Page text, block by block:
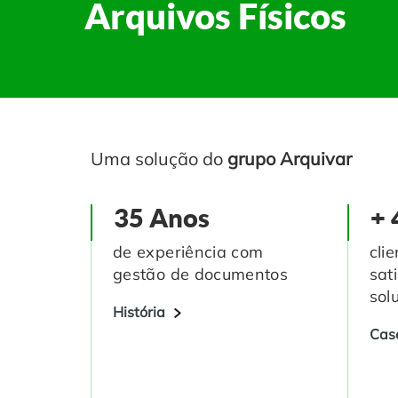
Arquivos Físicos
Uma solução do grupo Arquivar
35 Anos
de experiência com
gestão de documentos
História
+